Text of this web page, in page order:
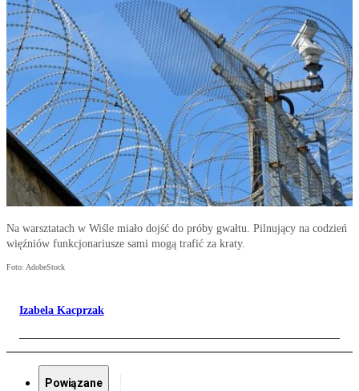
Na warsztatach w Wiśle miało dojść do próby gwałtu. Pilnujący na codzień
więźniów funkcjonariusze sami mogą trafić za kraty.
Foto: AdobeStock
Izabela Kacprzak
Powiązane